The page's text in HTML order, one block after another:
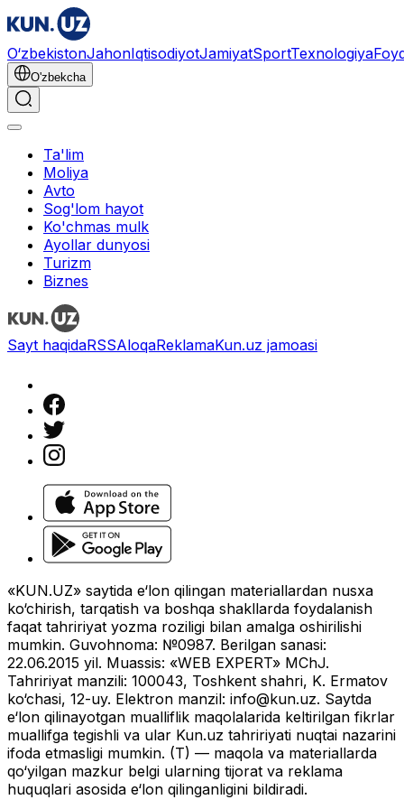
O‘zbekistonJahonIqtisodiyotJamiyatSportTexnologiya
O'zbekcha
Ta'lim
Moliya
Avto
Sog'lom hayot
Ko'chmas mulk
Ayollar dunyosi
Turizm
Biznes
Sayt haqidaRSSAloqaReklamaKun.uz jamoasi
«KUN.UZ» saytida e‘lon qilingan materiallardan nusxa
ko‘chirish, tarqatish va boshqa shakllarda foydalanish
faqat tahririyat yozma roziligi bilan amalga oshirilishi
mumkin. Guvohnoma: №0987. Berilgan sanasi:
22.06.2015 yil. Muassis: «WEB EXPERT» MChJ.
Tahririyat manzili: 100043, Toshkent shahri, K. Ermatov
ko‘chasi, 12-uy. Elektron manzil: info@kun.uz. Saytda
e‘lon qilinayotgan mualliflik maqolalarida keltirilgan fikrlar
muallifga tegishli va ular Kun.uz tahririyati nuqtai nazarini
ifoda etmasligi mumkin. (T) — maqola va materiallarda
qo‘yilgan mazkur belgi ularning tijorat va reklama
huquqlari asosida e‘lon qilinganligini bildiradi.